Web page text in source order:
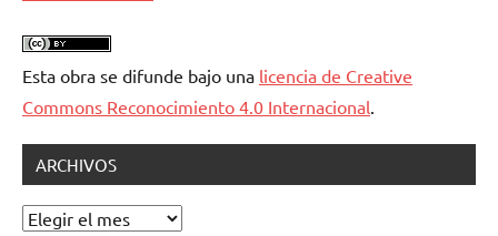
Esta obra se difunde bajo una licencia de Creative
Commons Reconocimiento 4.0 Internacional.
ARCHIVOS
Archivos